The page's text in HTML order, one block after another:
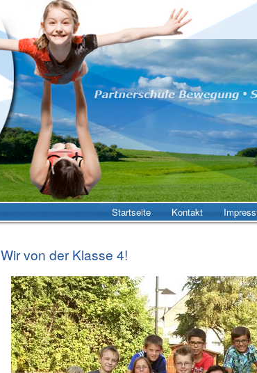
Startseite Kontakt
Wir von der Klasse 4!